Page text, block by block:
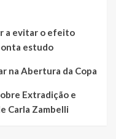
a evitar o efeito
estudo
na Abertura da Copa
Extradição e
Carla Zambelli